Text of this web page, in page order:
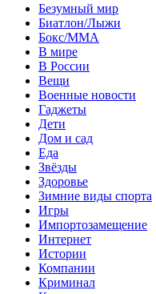
Безумный мир
Биатлон/Лыжи
Бокс/MMA
В мире
В России
Вещи
Военные новости
Гаджеты
Дети
Дом и сад
Еда
Звёзды
Здоровье
Зимние виды спорта
Игры
Импортозамещение
Интернет
Истории
Компании
Криминал